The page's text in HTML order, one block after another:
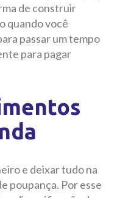
de construir
quando você
passar um tempo
para pagar
e deixar tudo na
poupança. Por esse